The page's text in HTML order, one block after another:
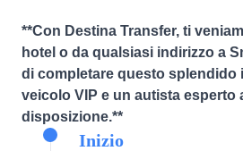
**Con Destina Transfer, ti
hotel o da qualsiasi indirizzo a
di completare questo splendido
veicolo VIP e un autista esperto
disposizione.**
Inizio